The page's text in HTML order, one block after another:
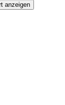
anzeigen